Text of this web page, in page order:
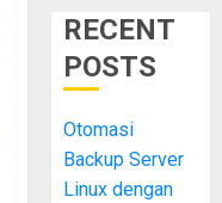
RECENT
POSTS
Otomasi
Backup Server
Linux dengan